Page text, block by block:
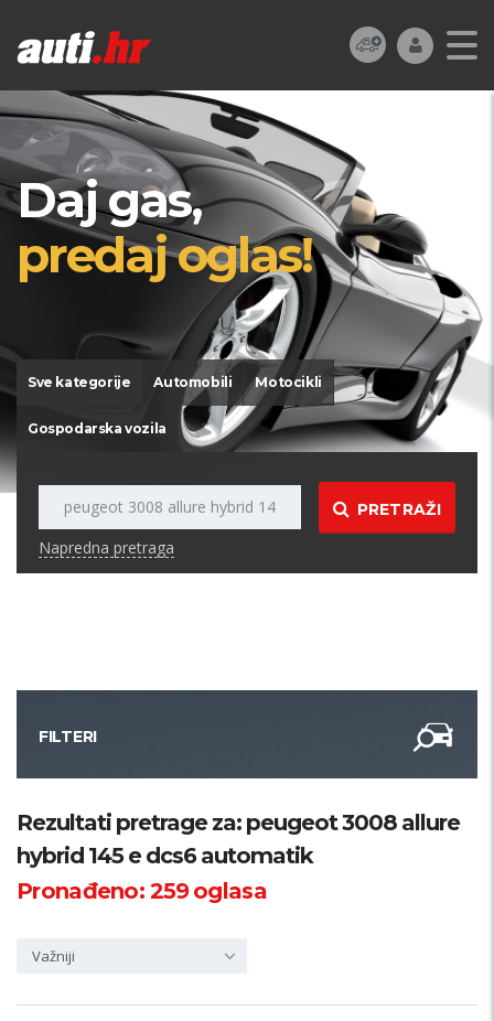
Daj gas,
predaj oglas!
Sve kategorije Automobili Motocikli
Gospodarska vozila
PRETRAŽI
Napredna pretraga
FILTERI
Kategorija
Županija
Rezultati pretrage za: peugeot 3008 allure
hybrid 145 e dcs6 automatik
Pronađeno:259oglasa
Važniji